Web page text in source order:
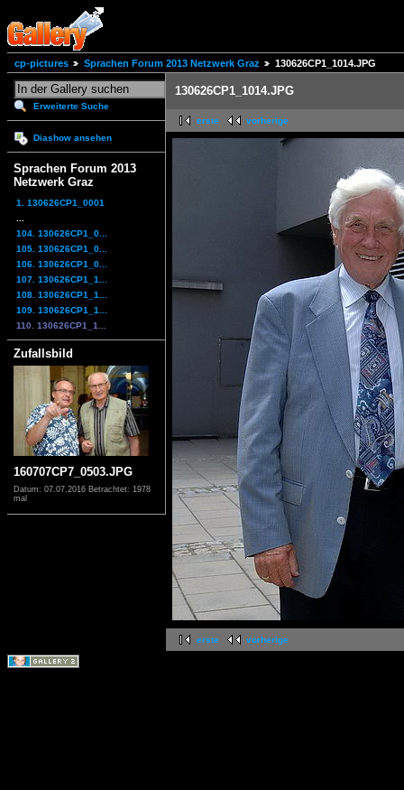
cp-pictures Sprachen Forum 2013 Netzwerk Graz 130626CP1_1014.JPG
Erweiterte Suche
Diashow ansehen
Sprachen Forum 2013
Netzwerk Graz
1. 130626CP1_0001
104. 130626CP1_0...
105. 130626CP1_0...
106. 130626CP1_0...
107. 130626CP1_1...
108. 130626CP1_1...
109. 130626CP1_1...
110. 130626CP1_1...
Zufallsbild
160707CP7_0503.JPG
Datum: 07.07.2016 Betrachtet: 1978
mal
130626CP1_1014.JPG
erste vorherige
erste vorherige